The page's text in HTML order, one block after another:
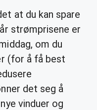
at du kan spare
strømprisene er
om du
(for å få best
det seg å
vinduer og